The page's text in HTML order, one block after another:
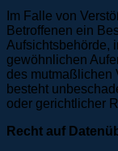
Im Falle von
Betroffenen ein
Aufsichtsbehörde,
gewöhnlichen
des mutmaßlichen
besteht
oder gerichtlicher
Recht auf